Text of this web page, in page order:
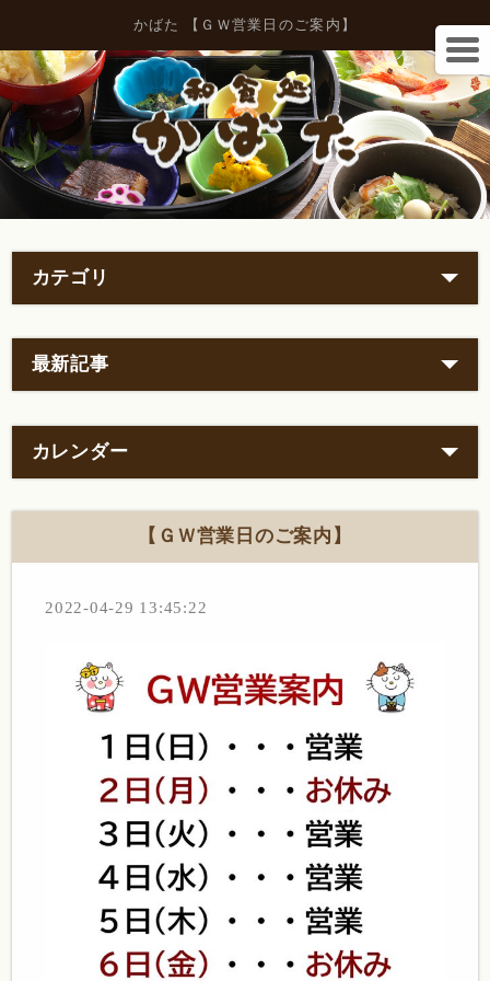
かばた 【ＧＷ営業日のご案内】
カテゴリ
最新記事
カレンダー
【ＧＷ営業日のご案内】
2022-04-29 13:45:22